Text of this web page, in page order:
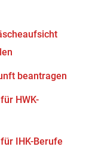
beantragen
HWK-
IHK-Berufe